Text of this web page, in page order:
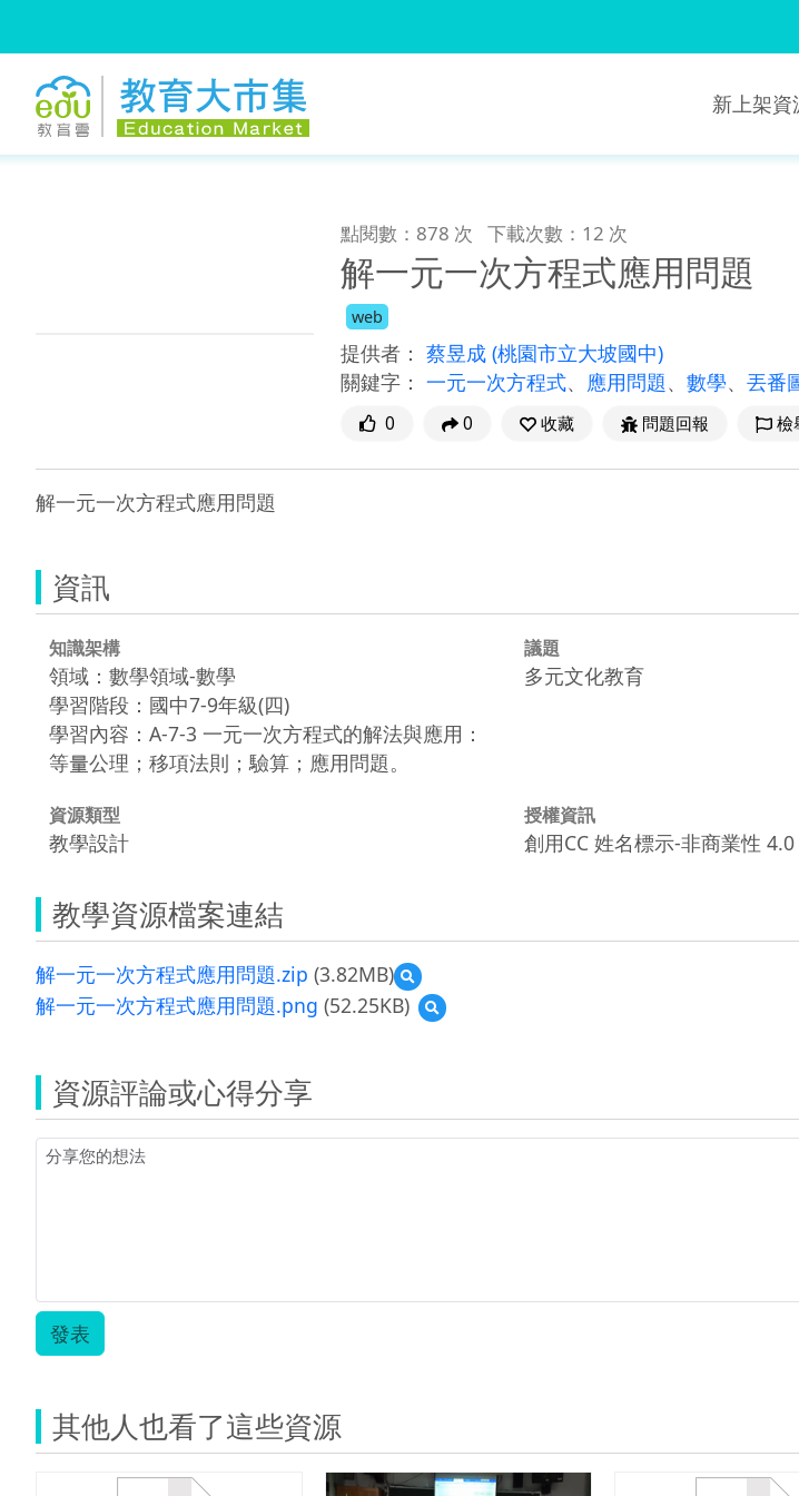
新上架資
點閱數：878 次 下載次數：12 次
解一元一次方程式應用問題
web
提供者： 蔡昱成 (桃園市立大坡國中)
關鍵字： 一元一次方程式、 應用問題、 數學、 丟番
0 0 收藏 問題回報 檢
解一元一次方程式應用問題
資訊
知識架構
領域：數學領域-數學
學習階段：國中7-9年級(四)
學習內容：A-7-3 一元一次方程式的解法與應用：
等量公理；移項法則；驗算；應用問題。
議題
多元文化教育
資源類型
教學設計
授權資訊
創用CC 姓名標示-非商業性
教學資源檔案連結
解一元一次方程式應用問題.zip (3.82MB)
預
覽
解
方
程
解一元一次方程式應用問題.png (52.25KB)
預
覽
次
資源評論或心得分享
發表
其他人也看了這些資源